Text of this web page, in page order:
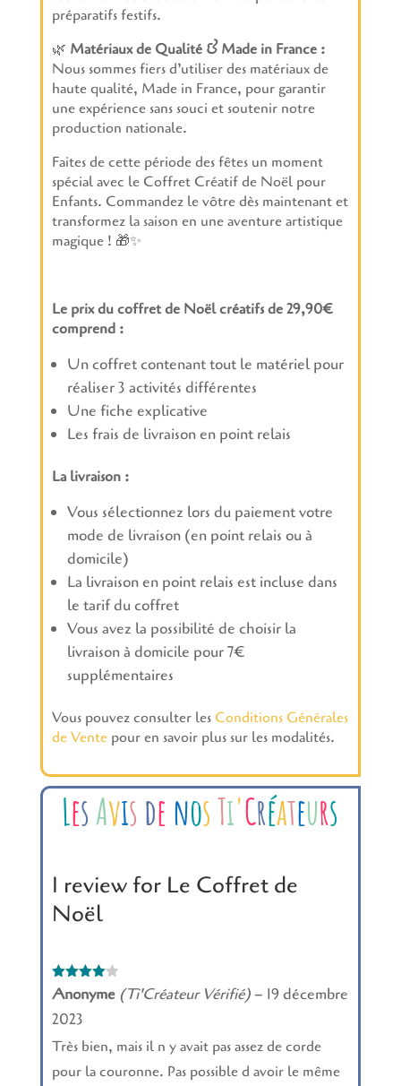
préparatifs festifs.
🌿 Matériaux de Qualité & Made in France :
Nous sommes fiers d’utiliser des matériaux de
haute qualité, Made in France, pour garantir
une expérience sans souci et soutenir notre
production nationale.
Faites de cette période des fêtes un moment
spécial avec le Coffret Créatif de Noël pour
Enfants. Commandez le vôtre dès maintenant et
transformez la saison en une aventure artistique
magique ! 🎁✨
Le prix du coffret de Noël créatifs de 29,90€
comprend :
Un coffret contenant tout le matériel pour
réaliser 3 activités différentes
Une fiche explicative
Les frais de livraison en point relais
La livraison :
Vous sélectionnez lors du paiement votre
mode de livraison (en point relais ou à
domicile)
La livraison en point relais est incluse dans
le tarif du coffret
Vous avez la possibilité de choisir la
livraison à domicile pour 7€
supplémentaires
Vous pouvez consulter les Conditions Générales
de Ventepour en savoir plus sur les modalités.
LesAvis de nosTi'Créateurs
1 review for Le Coffret de
Noël
Note4
sur 5
Anonyme (Ti'Créateur Vérifié) – 19 décembre
2023
Très bien, mais il n y avait pas assez de corde
pour la couronne. Pas possible d avoir le même